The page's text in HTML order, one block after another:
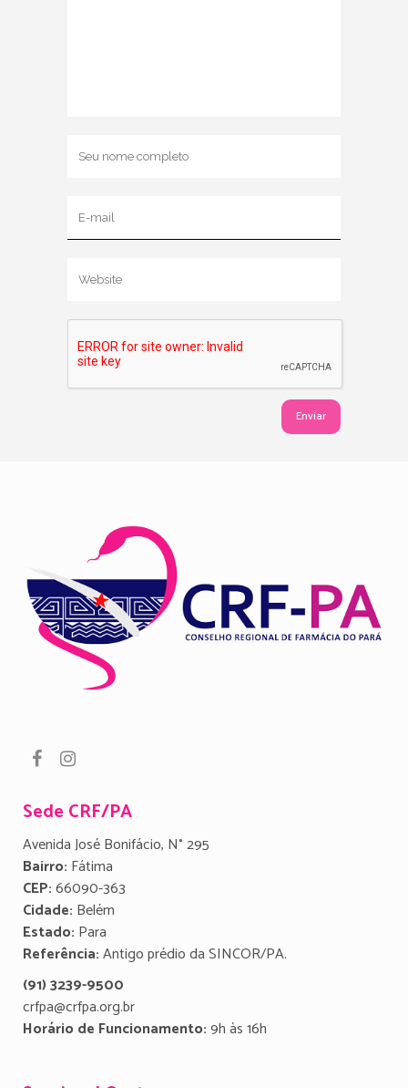
Sede CRF/PA
Avenida José Bonifácio, N° 295
Bairro: Fátima
CEP:66090-363
Cidade: Belém
Estado: Para
Referência:Antigo prédio da SINCOR/PA.
(91) 3239-9500
crfpa@crfpa.org.br
Horário de Funcionamento:9h às 16h